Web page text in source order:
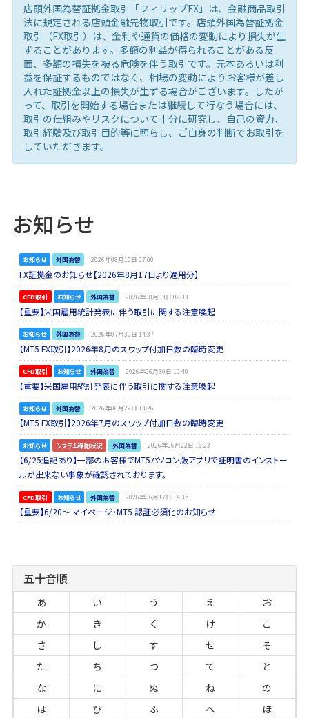
店頭外国為替証拠金取引「フィリップFX」は、金融商品取引
法に規定される店頭金融先物取引です。店頭外国為替証拠金
取引（FX取引）は、金利や通貨の価格の変動により損失が生
ずることがあります。多額の利益が得られることがある反
面、多額の損失を被る危険を伴う取引です。元本あるいは利
益を保証するものではなく、相場の変動によりお客様が差し
入れた証拠金以上の損失が生ずる場合がございます。したが
って、取引を開始する場合または継続して行なう場合には、
取引の仕組みやリスクについて十分に研究し、自己の資力、
取引経験及び取引目的等に照らし、ご自身の判断でお取引を
していただきます。
お知らせ
お知らせ 外国為替 2026年08月10日 07:00
FX証拠金のお知らせ【2026年8月17日より適用分】
CFD取引 お知らせ 外国為替 2026年08月03日 09:33
【重要】米国雇用統計発表に伴う取引に関する注意喚起
お知らせ 外国為替 2026年07月30日 14:37
【MT5 FX取引】2026年8月のスワップ付加日数の臨時変更
CFD取引 お知らせ 外国為替 2026年06月30日 10:40
【重要】米国雇用統計発表に伴う取引に関する注意喚起
お知らせ 外国為替 2026年06月29日 13:26
【MT5 FX取引】2026年7月のスワップ付加日数の臨時変更
お知らせ システム稼動状況 外国為替 2026年06月22日 16:23
【6/25追記あり】一部のお客様でMT5パソコン版アプリで証明書のインストー
ルが出来ない事象が確認されております。
CFD取引 お知らせ 外国為替 2026年06月17日 14:35
【重要】6/20～ マイページ・MT5 認証必須化のお知らせ
五十音順
あ い う え
お
か
き く け
こ
さ
し す せ
そ
た
ち つ て
と
な
に ぬ ね
の
は
ひ ふ へ
ほ